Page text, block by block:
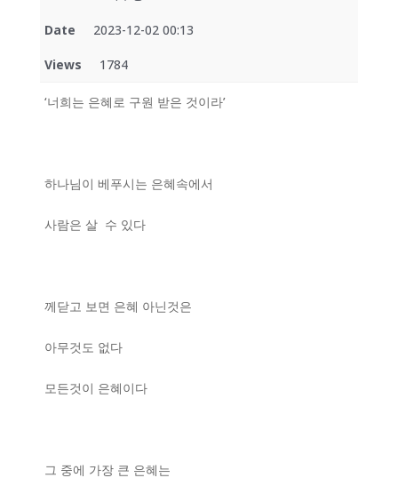
Date 2023-12-02 00:13
Views 1784
‘너희는 은혜로 구원 받은 것이라’
하나님이 베푸시는 은혜속에서
사람은 살 수 있다
께닫고 보면 은혜 아닌것은
아무것도 없다
모든것이 은혜이다
그 중에 가장 큰 은혜는